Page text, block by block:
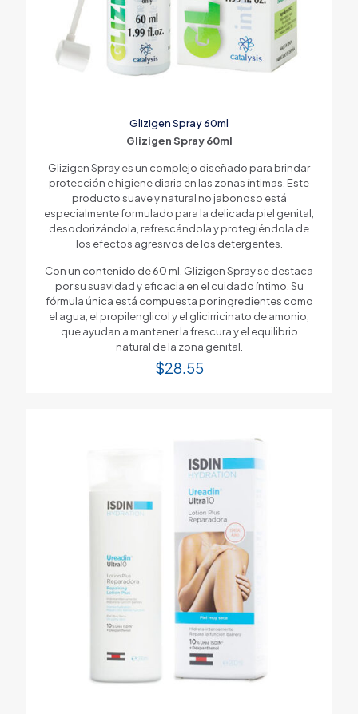
Glizigen Spray 60ml
Glizigen Spray 60ml
Glizigen Spray es un complejo diseñado para brindar
protección e higiene diaria en las zonas íntimas. Este
producto suave y natural no jabonoso está
especialmente formulado para la delicada piel genital,
desodorizándola, refrescándola y protegiéndola de
los efectos agresivos de los detergentes.
Con un contenido de 60 ml, Glizigen Spray se destaca
por su suavidad y eficacia en el cuidado íntimo. Su
fórmula única está compuesta por ingredientes como
el agua, el propilenglicol y el glicirricinato de amonio,
que ayudan a mantener la frescura y el equilibrio
natural de la zona genital.
$28.55